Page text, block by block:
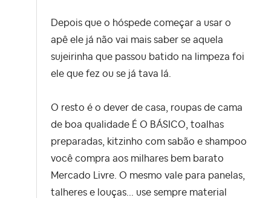
Depois que o hóspede começar a usar o
apê ele já não vai mais saber se aquela
sujeirinha que passou batido na limpeza foi
ele que fez ou se já tava lá.
O resto é o dever de casa, roupas de cama
de boa qualidade É O BÁSICO, toalhas
preparadas, kitzinho com sabão e shampoo
você compra aos milhares bem barato
Mercado Livre. O mesmo vale para panelas,
talheres e louças... use sempre material